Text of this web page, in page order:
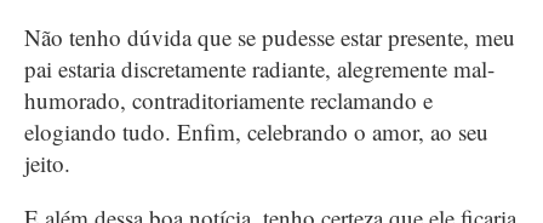
Não tenho dúvida que se pudesse estar presente, meu
pai estaria discretamente radiante, alegremente mal-
humorado, contraditoriamente reclamando e
elogiando tudo. Enfim, celebrando o amor, ao seu
jeito.